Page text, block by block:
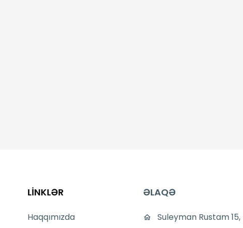
LİNKLƏR
Haqqımızda
ƏLAQƏ
Suleyman Rustam 15,